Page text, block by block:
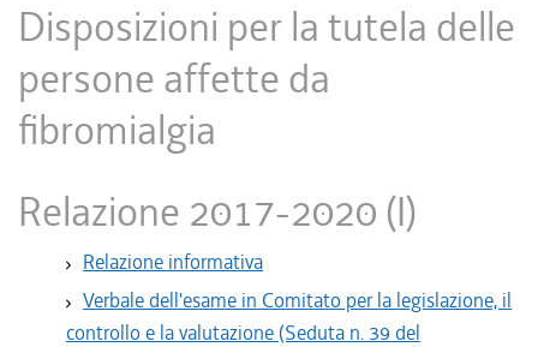
Disposizioni per la tutela delle
persone affette da
fibromialgia
Relazione 2017-2020 (I)
Relazione informativa
Verbale dell'esame in Comitato per la legislazione, il
controllo e la valutazione (Seduta n. 39 del